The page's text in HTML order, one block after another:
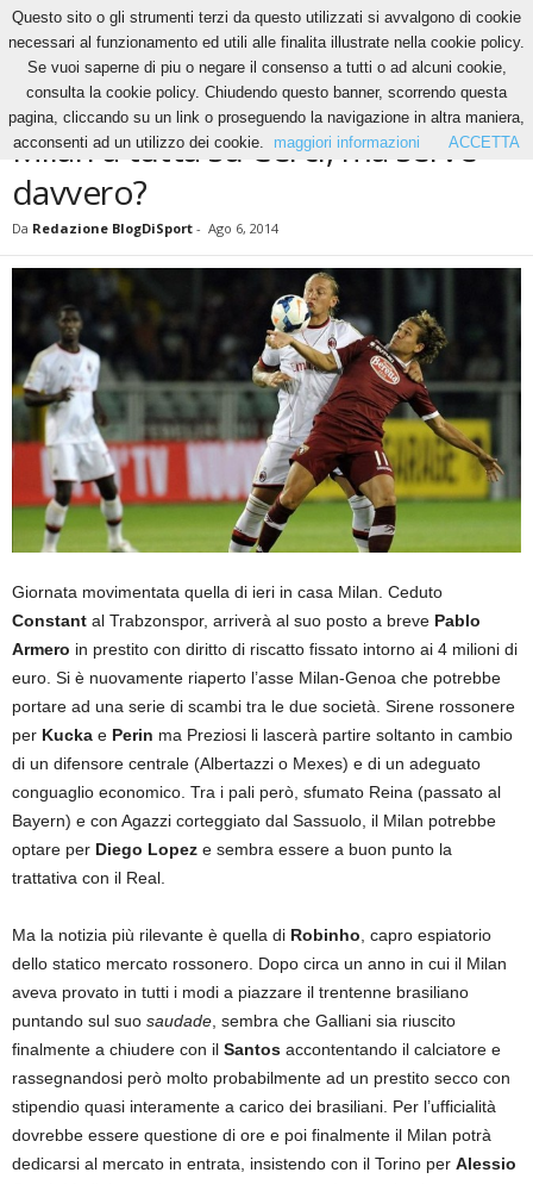
News Milan a tutta su Cerci, ma serve davvero?
NEWS
Milan a tutta su Cerci, ma serve
davvero?
Da Redazione BlogDiSport - Ago 6, 2014
Giornata movimentata quella di ieri in casa Milan. Ceduto
Constant al Trabzonspor, arriverà al suo posto a breve Pablo
Armero in prestito con diritto di riscatto fissato intorno ai 4 milioni di
euro. Si è nuovamente riaperto l’asse Milan-Genoa che potrebbe
portare ad una serie di scambi tra le due società. Sirene rossonere
per Kucka e Perin ma Preziosi li lascerà partire soltanto in cambio
di un difensore centrale (Albertazzi o Mexes) e di un adeguato
conguaglio economico. Tra i pali però, sfumato Reina (passato al
Bayern) e con Agazzi corteggiato dal Sassuolo, il Milan potrebbe
optare per Diego Lopez e sembra essere a buon punto la
trattativa con il Real.
Ma la notizia più rilevante è quella di Robinho , capro espiatorio
dello statico mercato rossonero. Dopo circa un anno in cui il Milan
aveva provato in tutti i modi a piazzare il trentenne brasiliano
puntando sul suo saudade , sembra che Galliani sia riuscito
finalmente a chiudere con il Santos accontentando il calciatore e
rassegnandosi però molto probabilmente ad un prestito secco con
stipendio quasi interamente a carico dei brasiliani. Per l’ufficialità
dovrebbe essere questione di ore e poi finalmente il Milan potrà
dedicarsi al mercato in entrata, insistendo con il Torino per Alessio
Questo sito o gli strumenti terzi da questo utilizzati si avvalgono di cookie
necessari al funzionamento ed utili alle finalita illustrate nella cookie policy.
Se vuoi saperne di piu o negare il consenso a tutti o ad alcuni cookie,
consulta la cookie policy. Chiudendo questo banner, scorrendo questa
pagina, cliccando su un link o proseguendo la navigazione in altra maniera,
acconsenti ad un utilizzo dei cookie.
maggiori informazioni ACCETTA